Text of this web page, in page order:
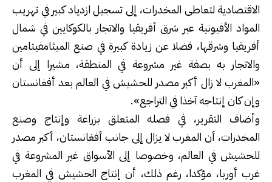
الاقتصادية لتعاطى المخدرات، إلى تسجيل ازدياد كبير في تهريب
المواد الأفيونية عبر شرق أفريقيا والاتجار بالكوكايين في شمال
أفريقيا وشرقها، فضلا عن زيادة كبيرة في صنع الميثامفيتامين
والاتجار به بصفة غير مشروعة في المنطقة، مشيرا إلى أن
«المغرب لا زال أكبر مصدر للحشيش في العالم بعد أفغانستان
وإن كان إنتاجه آخذا في التراجع».
وأضاف التقرير، في فصله المتعلق بزراعة وإنتاج وصنع
المخدرات، أن المغرب لا يزال إلى جانب أفغانستان، أكبر مصدر
للحشيش في العالم، وخصوصا إلى الأسواق غير المشروعة في
غرب أوربا، مؤكدا، رغم ذلك، أن إنتاج الحشيش في المغرب